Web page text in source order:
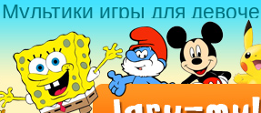
Мультики игры для